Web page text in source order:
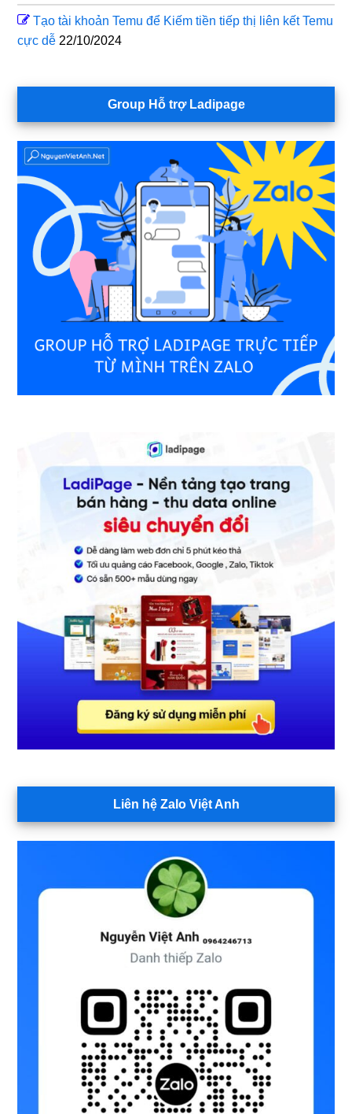
Tạo tài khoản Temu để Kiếm tiền tiếp thị liên kết Temu
cực dễ 22/10/2024
Group Hỗ trợ Ladipage
Liên hệ Zalo Việt Anh